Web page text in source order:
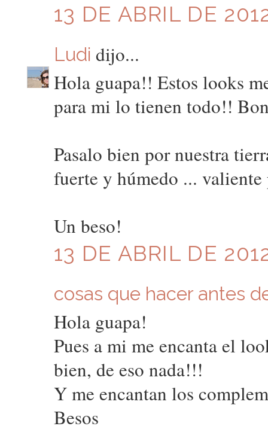
13 DE ABRIL DE
Ludi dijo...
Hola guapa!! Estos looks
para mi lo tienen todo!!
Pasalo bien por nuestra
fuerte y húmedo ...
Un beso!
13 DE ABRIL DE
cosas que hacer antes
Hola guapa!
Pues a mi me encanta el
bien, de eso nada!!!
Y me encantan los
Besos